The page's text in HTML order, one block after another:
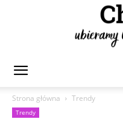
Strona główna
Trendy
Trendy